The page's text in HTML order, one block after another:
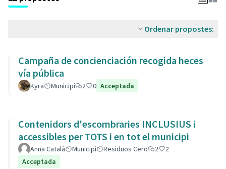
Ordenar propostes:
Campaña de concienciación recogida heces
vía pública
Kyra Municipi 2 0 Acceptada
Contenidors d'escombraries INCLUSIUS i
accessibles per TOTS i en tot el municipi
Anna Català Municipi Residuos Cero 2
2
Acceptada